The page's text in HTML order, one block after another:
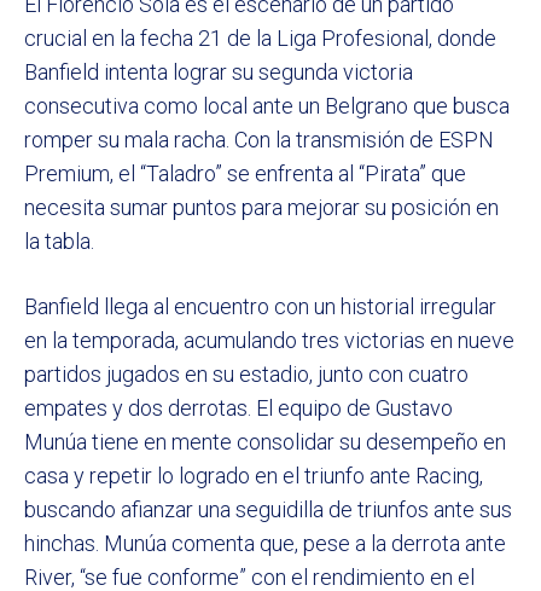
crucial en la fecha 21 de la Liga Profesional, donde
Banfield intenta lograr su segunda victoria
consecutiva como local ante un Belgrano que busca
romper su mala racha. Con la transmisión de ESPN
Premium, el “Taladro” se enfrenta al “Pirata” que
necesita sumar puntos para mejorar su posición en
la tabla.
Banfield llega al encuentro con un historial irregular
en la temporada, acumulando tres victorias en nueve
partidos jugados en su estadio, junto con cuatro
empates y dos derrotas. El equipo de Gustavo
Munúa tiene en mente consolidar su desempeño en
casa y repetir lo logrado en el triunfo ante Racing,
buscando afianzar una seguidilla de triunfos ante sus
hinchas. Munúa comenta que, pese a la derrota ante
River, “se fue conforme” con el rendimiento en el